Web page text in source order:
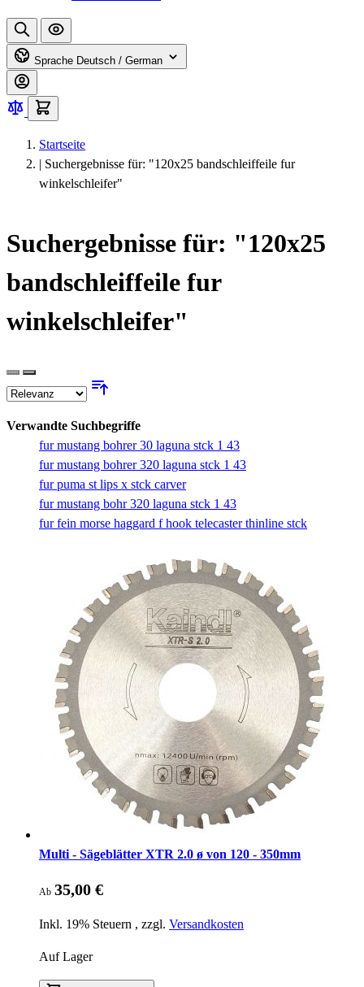
Sprache Deutsch / German
Startseite
| Suchergebnisse für: "120x25 bandschleiffeile fur
winkelschleifer"
Suchergebnisse für: "120x25
bandschleiffeile fur
winkelschleifer"
Verwandte Suchbegriffe
fur mustang bohrer 30 laguna stck 1 43
fur mustang bohrer 320 laguna stck 1 43
fur puma st lips x stck carver
fur mustang bohr 320 laguna stck 1 43
fur fein morse haggard f hook telecaster thinline stck
Multi - Sägeblätter XTR 2.0 ø von 120 - 350mm
Ab 35,00 €
Inkl. 19% Steuern , zzgl. Versandkosten
Auf Lager